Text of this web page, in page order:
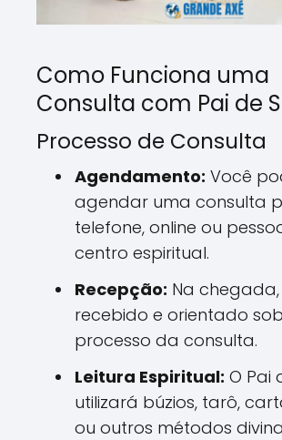
Como Funciona uma
Consulta com Pai de
Processo de Consulta
Agendamento: Você
agendar uma consulta
telefone, online ou
centro espiritual.
Recepção: Na
recebido e orientado
processo da consulta.
Leitura Espiritual: O Pai
utilizará búzios, tarô,
ou outros métodos